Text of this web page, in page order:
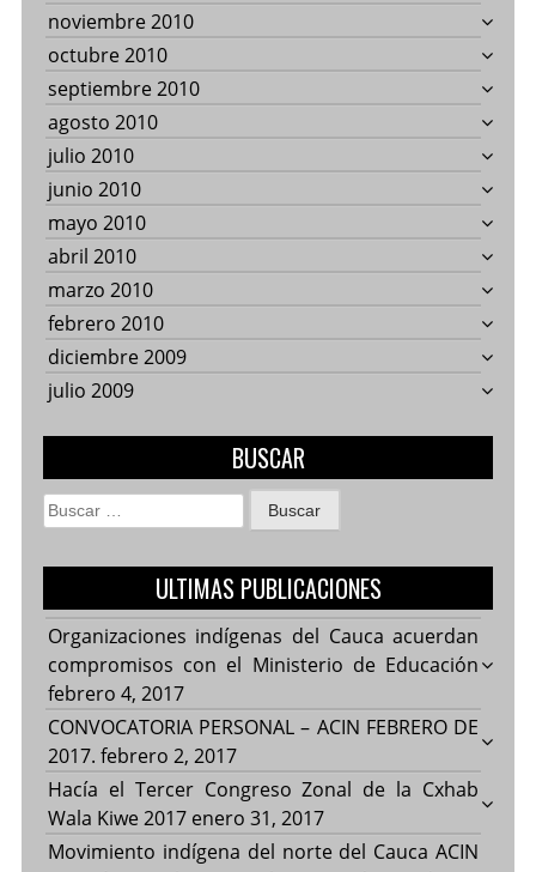
noviembre 2010
octubre 2010
septiembre 2010
agosto 2010
julio 2010
junio 2010
mayo 2010
abril 2010
marzo 2010
febrero 2010
diciembre 2009
julio 2009
BUSCAR
Buscar:
ULTIMAS PUBLICACIONES
Organizaciones indígenas del Cauca acuerdan
compromisos con el Ministerio de Educación
febrero 4, 2017
CONVOCATORIA PERSONAL – ACIN FEBRERO DE
2017. febrero 2, 2017
Hacía el Tercer Congreso Zonal de la Cxhab
Wala Kiwe 2017 enero 31, 2017
Movimiento indígena del norte del Cauca ACIN